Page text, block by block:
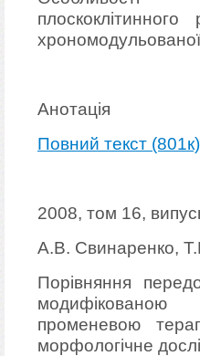
Анотація
Повний текст (801к)
2008, том 16,
А.В. Свинаренко,
Порівняння
променевою
морфологічне